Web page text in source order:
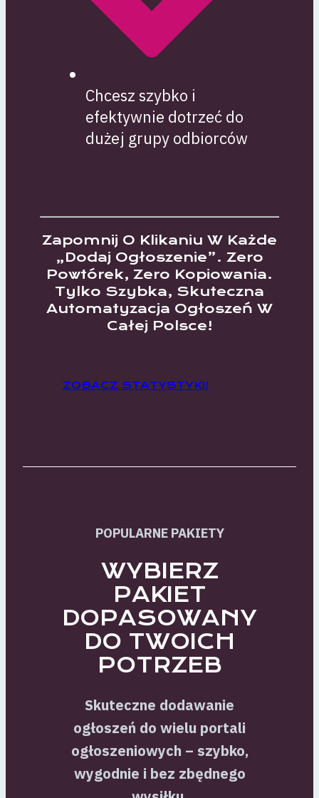
Chcesz szybko i
efektywnie dotrzeć do
dużej grupy odbiorców
Zapomnij O Klikaniu W Każde
„dodaj Ogłoszenie”. Zero
Powtórek, Zero Kopiowania.
Tylko Szybka, Skuteczna
Automatyzacja Ogłoszeń W
Całej Polsce!
ZOBACZ STATYSTYKI!
POPULARNE PAKIETY
WYBIERZ
PAKIET
DOPASOWANY
DO TWOICH
POTRZEB
Skuteczne dodawanie
ogłoszeń do wielu portali
ogłoszeniowych – szybko,
wygodnie i bez zbędnego